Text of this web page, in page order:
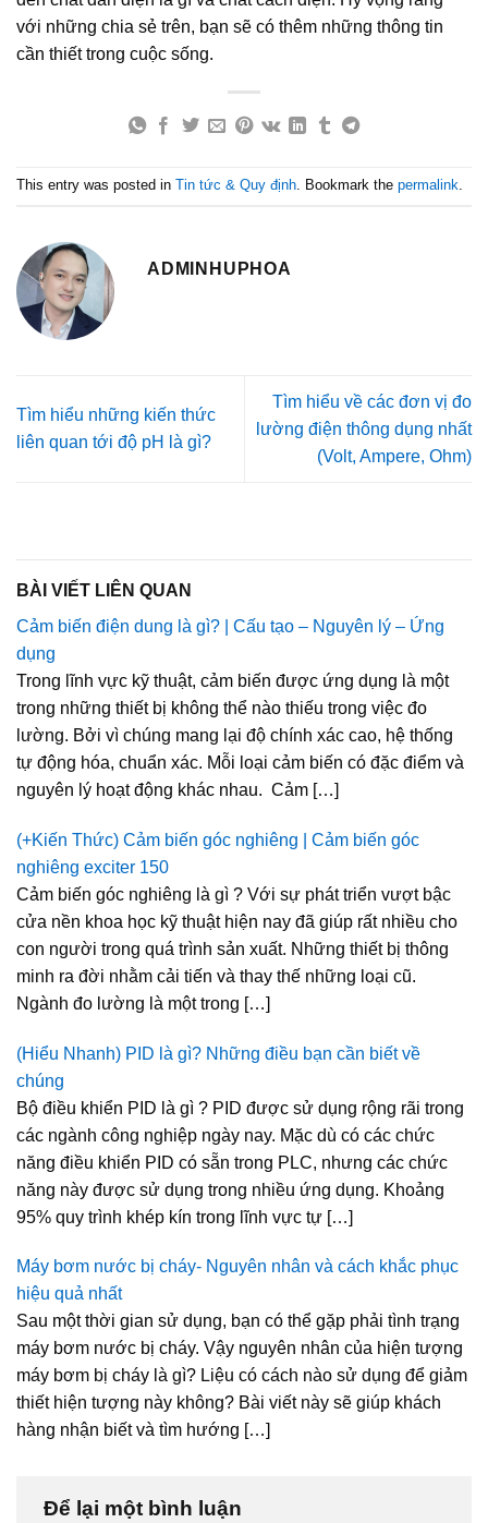
với những chia sẻ trên, bạn sẽ có thêm những thông tin
cần thiết trong cuộc sống.
This entry was posted in Tin tức & Quy định . Bookmark the permalink
ADMINHUPHOA
Tìm hiểu những kiến thức
liên quan tới độ pH là gì?
Tìm hiểu về các đơn vị đo
lường điện thông dụng nhất
(Volt, Ampere, Ohm)
BÀI VIẾT LIÊN QUAN
Cảm biến điện dung là gì? | Cấu tạo – Nguyên lý – Ứng
dụng
Trong lĩnh vực kỹ thuật, cảm biến được ứng dụng là một
trong những thiết bị không thể nào thiếu trong việc đo
lường. Bởi vì chúng mang lại độ chính xác cao, hệ thống
tự động hóa, chuẩn xác. Mỗi loại cảm biến có đặc điểm và
nguyên lý hoạt động khác nhau. Cảm […]
(+Kiến Thức) Cảm biến góc nghiêng | Cảm biến góc
nghiêng exciter 150
Cảm biến góc nghiêng là gì ? Với sự phát triển vượt bậc
cửa nền khoa học kỹ thuật hiện nay đã giúp rất nhiều cho
con người trong quá trình sản xuất. Những thiết bị thông
minh ra đời nhằm cải tiến và thay thế những loại cũ.
Ngành đo lường là một trong […]
(Hiểu Nhanh) PID là gì? Những điều bạn cần biết về
chúng
Bộ điều khiển PID là gì ? PID được sử dụng rộng rãi trong
các ngành công nghiệp ngày nay. Mặc dù có các chức
năng điều khiển PID có sẵn trong PLC, nhưng các chức
năng này được sử dụng trong nhiều ứng dụng. Khoảng
95% quy trình khép kín trong lĩnh vực tự […]
Máy bơm nước bị cháy- Nguyên nhân và cách khắc phục
hiệu quả nhất
Sau một thời gian sử dụng, bạn có thể gặp phải tình trạng
máy bơm nước bị cháy. Vậy nguyên nhân của hiện tượng
máy bơm bị cháy là gì? Liệu có cách nào sử dụng để giảm
thiết hiện tượng này không? Bài viết này sẽ giúp khách
hàng nhận biết và tìm hướng […]
Để lại một bình luận